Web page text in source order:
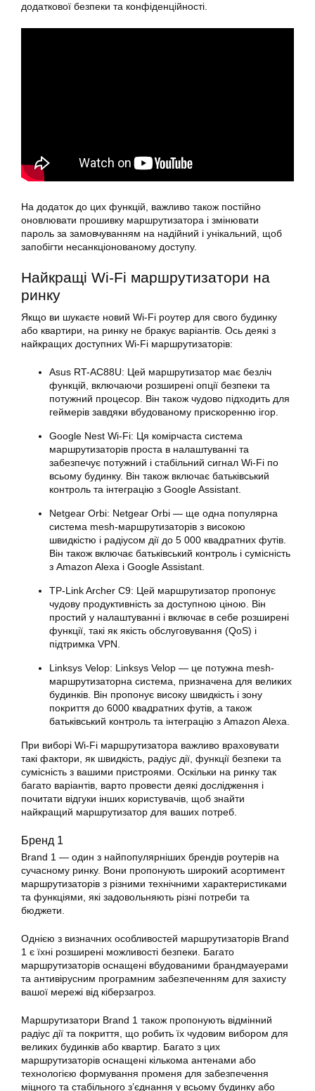
додаткової безпеки та конфіденційності.
На додаток до цих функцій, важливо також постійно
оновлювати прошивку маршрутизатора і змінювати
пароль за замовчуванням на надійний і унікальний, щоб
запобігти несанкціонованому доступу.
Найкращі Wi-Fi маршрутизатори на
ринку
Якщо ви шукаєте новий Wi-Fi роутер для свого будинку
або квартири, на ринку не бракує варіантів. Ось деякі з
найкращих доступних Wi-Fi маршрутизаторів:
Asus RT-AC88U: Цей маршрутизатор має безліч
функцій, включаючи розширені опції безпеки та
потужний процесор. Він також чудово підходить для
геймерів завдяки вбудованому прискоренню ігор.
Google Nest Wi-Fi: Ця комірчаста система
маршрутизаторів проста в налаштуванні та
забезпечує потужний і стабільний сигнал Wi-Fi по
всьому будинку. Він також включає батьківський
контроль та інтеграцію з Google Assistant.
Netgear Orbi: Netgear Orbi — ще одна популярна
система mesh-маршрутизаторів з високою
швидкістю і радіусом дії до 5 000 квадратних футів.
Він також включає батьківський контроль і сумісність
з Amazon Alexa і Google Assistant.
TP-Link Archer C9: Цей маршрутизатор пропонує
чудову продуктивність за доступною ціною. Він
простий у налаштуванні і включає в себе розширені
функції, такі як якість обслуговування (QoS) і
підтримка VPN.
Linksys Velop: Linksys Velop — це потужна mesh-
маршрутизаторна система, призначена для великих
будинків. Він пропонує високу швидкість і зону
покриття до 6000 квадратних футів, а також
батьківський контроль та інтеграцію з Amazon Alexa.
При виборі Wi-Fi маршрутизатора важливо враховувати
такі фактори, як швидкість, радіус дії, функції безпеки та
сумісність з вашими пристроями. Оскільки на ринку так
багато варіантів, варто провести деякі дослідження і
почитати відгуки інших користувачів, щоб знайти
найкращий маршрутизатор для ваших потреб.
Бренд 1
Brand 1 — один з найпопулярніших брендів роутерів на
сучасному ринку. Вони пропонують широкий асортимент
маршрутизаторів з різними технічними характеристиками
та функціями, які задовольняють різні потреби та
бюджети.
Однією з визначних особливостей маршрутизаторів Brand
1 є їхні розширені можливості безпеки. Багато
маршрутизаторів оснащені вбудованими брандмауерами
та антивірусним програмним забезпеченням для захисту
вашої мережі від кіберзагроз.
Маршрутизатори Brand 1 також пропонують відмінний
радіус дії та покриття, що робить їх чудовим вибором для
великих будинків або квартир. Багато з цих
маршрутизаторів оснащені кількома антенами або
технологією формування променя для забезпечення
міцного та стабільного з’єднання у всьому будинку або